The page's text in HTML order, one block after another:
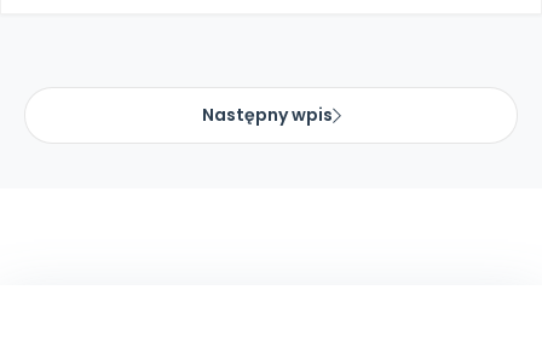
Następny wpis